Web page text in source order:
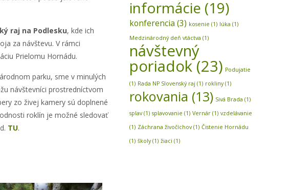
raj na Podlesku, kde ich
za návštevu. V rámci
Prielomu Hornádu.
parku, sme v minulých
návštevníci prostredníctvom
zo živej kamery sú doplnené
roklín je možné sledovať
TU.
informácie (19)
konferencia (3) kosenie (1) lúka (1)
Medzinárodný deň vtáctva (1)
návštevný
poriadok(23) Podujatie
(1) Rada NP Slovenský raj (1) rokliny(1)
rokovania (13) Sivá Brada (1)
splav(1) splavovanie (1) Vernár(1) vzdelávanie
(1) Záchrana živočíchov(1) Čistenie Hornádu
(1) školy(1) žiaci (1)